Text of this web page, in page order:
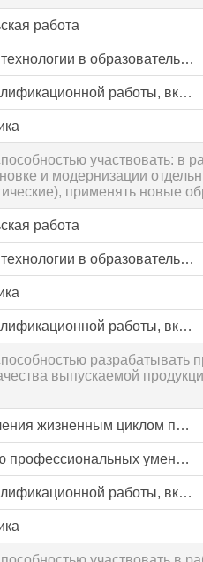
работа
Прикладные методы и технологии в образовательной и исследовательской деятельности
Защита выпускной квалификационной работы, включая подготовку к процедуре защиты и процедуру защиты
участвовать: в
и модернизации
применять новые
работа
Прикладные методы и технологии в образовательной и исследовательской деятельности
Защита выпускной квалификационной работы, включая подготовку к процедуре защиты и процедуру защиты
разрабатывать
выпускаемой
Автоматизация управления жизненным циклом продукции в пищевой промышленности и отраслях агропромышленного комплекса
Практика по получению профессиональных умений и опыта профессиональной деятельности
Защита выпускной квалификационной работы, включая подготовку к процедуре защиты и процедуру защиты